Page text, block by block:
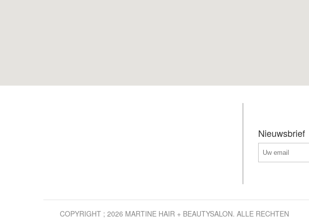
Nieuwsbrief
COPYRIGHT ; 2026 MARTINE HAIR + BEAUTYSALON. ALLE RECHTEN